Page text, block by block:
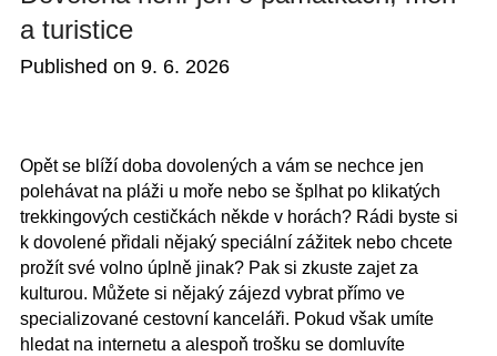
a turistice
Published on 9. 6. 2026
Opět se blíží doba dovolených a vám se nechce jen
polehávat na pláži u moře nebo se šplhat po klikatých
trekkingových cestičkách někde v horách? Rádi byste si
k dovolené přidali nějaký speciální zážitek nebo chcete
prožít své volno úplně jinak? Pak si zkuste zajet za
kulturou. Můžete si nějaký zájezd vybrat přímo ve
specializované cestovní kanceláři. Pokud však umíte
hledat na internetu a alespoň trošku se domluvíte